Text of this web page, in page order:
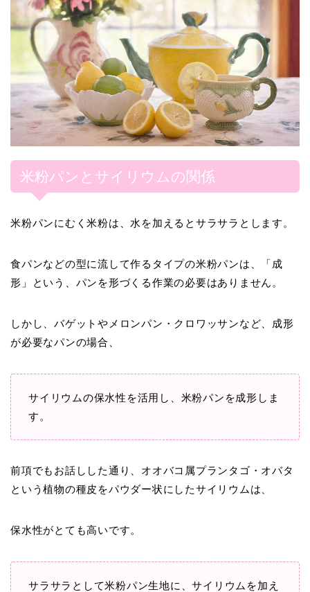
米粉パンとサイリウムの関係
米粉パンにむく米粉は、水を加えるとサラサラとします。
食パンなどの型に流して作るタイプの米粉パンは、「成
形」という、パンを形づくる作業の必要はありません。
しかし、バゲットやメロンパン・クロワッサンなど、成形
が必要なパンの場合、
サイリウムの保水性を活用し、米粉パンを成形しま
す。
前項でもお話しした通り、オオバコ属プランタゴ・オバタ
という植物の種皮をパウダー状にしたサイリウムは、
保水性がとても高いです。
サラサラとして米粉パン生地に、サイリウムを加え